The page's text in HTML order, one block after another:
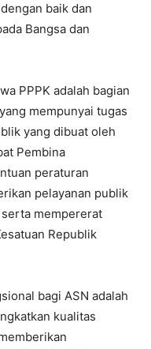
baik dan
Bangsa dan
PPPK adalah bagian
mempunyai tugas
yang dibuat oleh
Pembina
peraturan
pelayanan publik
mempererat
Republik
bagi ASN adalah
kualitas